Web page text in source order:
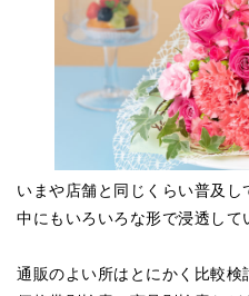
いまや店舗と同じくらい普及
中にもいろいろな形で浸透して
通販のよい所はとにかく比較